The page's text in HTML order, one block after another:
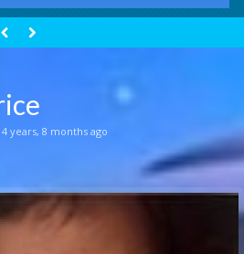
years, 8 months ago